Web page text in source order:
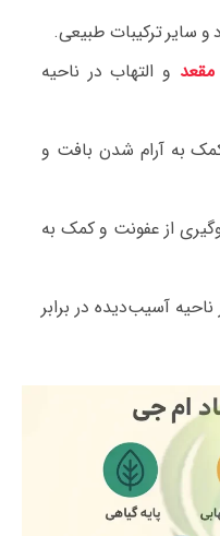
و سایر ترکیبات طبیعی.
و التهاب در ناحیه
به آرام شدن بافت و
از عفونت و کمک به
آسیب‌دیده در برابر